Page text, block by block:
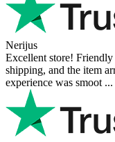
Nerijus
Excellent store!
shipping, and the item
experience was smoot ...